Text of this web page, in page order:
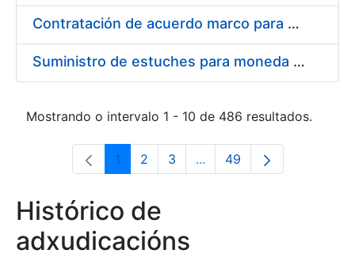
Contratación de acuerdo marco para el Suministro de Material de Electricidad para la Fábrica Nacional de Moneda y Timbre-Real Casa de la Moneda en su centro de trabajo de Burgos
Suministro de estuches para moneda de 30 €
Mostrando o intervalo 1 - 10 de 486 resultados.
Páxina
1 Páxina
2 Páxina
3 ...Páxinas intermedias Use
Páxina
49
Histórico de
adxudicacións